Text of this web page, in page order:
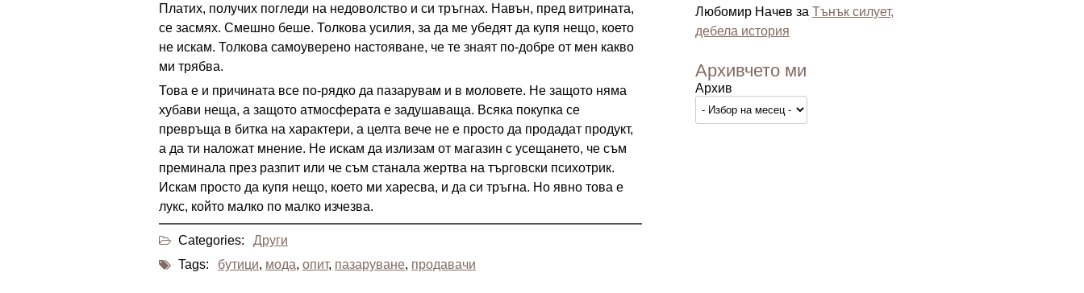
Платих, получих погледи на недоволство и си тръгнах. Навън, пред витрината,
се засмях. Смешно беше. Толкова усилия, за да ме убедят да купя нещо, което
не искам. Толкова самоуверено настояване, че те знаят по-добре от мен какво
ми трябва.
Това е и причината все по-рядко да пазарувам и в моловете. Не защото няма
хубави неща, а защото атмосферата е задушаваща. Всяка покупка се
превръща в битка на характери, а целта вече не е просто да продадат продукт,
а да ти наложат мнение. Не искам да излизам от магазин с усещането, че съм
преминала през разпит или че съм станала жертва на търговски психотрик.
Искам просто да купя нещо, което ми харесва, и да си тръгна. Но явно това е
лукс, който малко по малко изчезва.
Categories:
Други
Tags:
бутици, мода, опит, пазаруване, продавачи
Любомир Начев за Тънък силует,
дебела история
Архивчето ми
Архив